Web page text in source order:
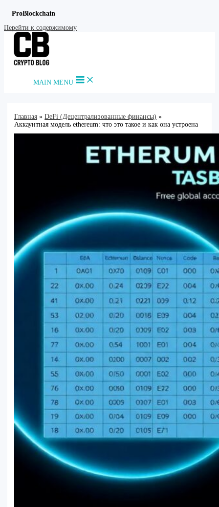
ProBlockchain
Перейти к содержимому
MAIN MENU
Главная
DeFi (Децентрализованные финансы)
Аккаунтная модель ethereum: что это такое и как она устроена